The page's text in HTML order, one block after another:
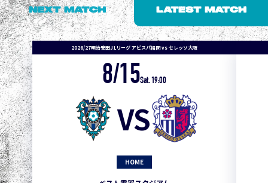
NEXT MATCH LATEST MATCH
2026/27明治安田J1リーグ アビスパ福岡 vs セレッソ大阪
8/15Sat. 19:00
VS
HOME
1
2 0
3 3 1 0 0
3
5 3